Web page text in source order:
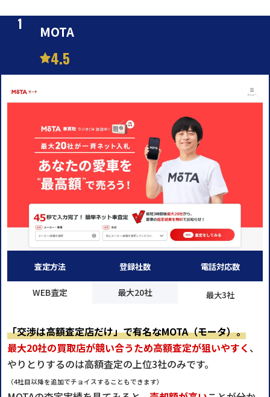
MOTA
4.5
査定方法
WEB査定
登録社数
最大20社
電話対応数
最大3社
「交渉は高額査定店だけ」で有名なMOTA（モータ）。
最大20社の買取店が競い合うため高額査定が狙いやすく 、
やりとりするのは高額査定の上位3社のみです。
（4社目以降を追加でチョイスすることもできます）